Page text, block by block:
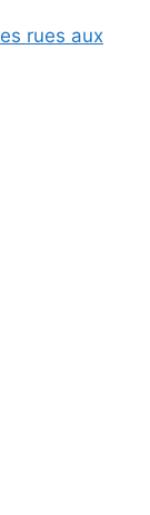
rues aux